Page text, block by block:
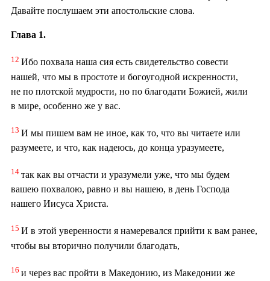
Давайте послушаем эти апостольские слова.
Глава 1.
12 Ибо похвала наша сия есть свидетельство совести
нашей, что мы в простоте и богоугодной искренности,
не по плотской мудрости, но по благодати Божией, жили
в мире, особенно же у вас.
13 И мы пишем вам не иное, как то, что вы читаете или
разумеете, и что, как надеюсь, до конца уразумеете,
14 так как вы отчасти и уразумели уже, что мы будем
вашею похвалою, равно и вы нашею, в день Господа
нашего Иисуса Христа.
15 И в этой уверенности я намеревался прийти к вам ранее,
чтобы вы вторично получили благодать,
16 и через вас пройти в Македонию, из Македонии же